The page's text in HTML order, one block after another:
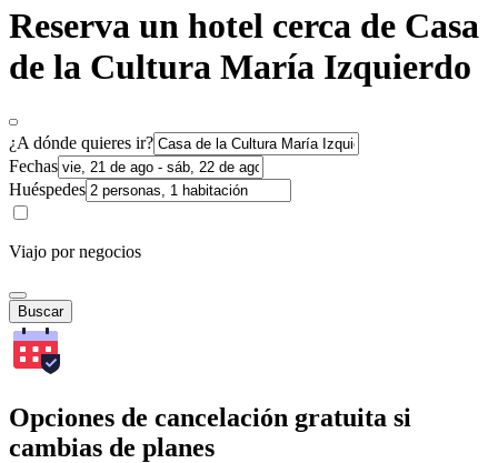
Reserva un hotel cerca de Casa
de la Cultura María Izquierdo
¿A dónde quieres ir?
Fechas
Huéspedes
Viajo por negocios
Buscar
Opciones de cancelación gratuita si
cambias de planes